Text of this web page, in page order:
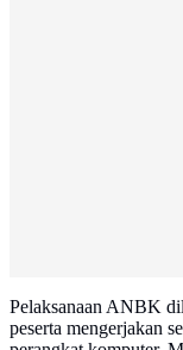
Pelaksanaan ANBK
peserta mengerjakan